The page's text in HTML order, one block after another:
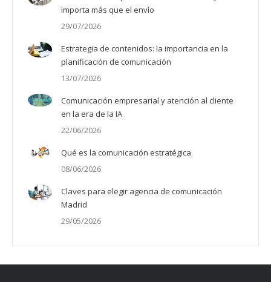
importa más que el envío
29/07/2026
Estrategia de contenidos: la importancia en la
planificación de comunicación
13/07/2026
Comunicación empresarial y atención al cliente
en la era de la IA
22/06/2026
Qué es la comunicación estratégica
08/06/2026
Claves para elegir agencia de comunicación
Madrid
29/05/2026